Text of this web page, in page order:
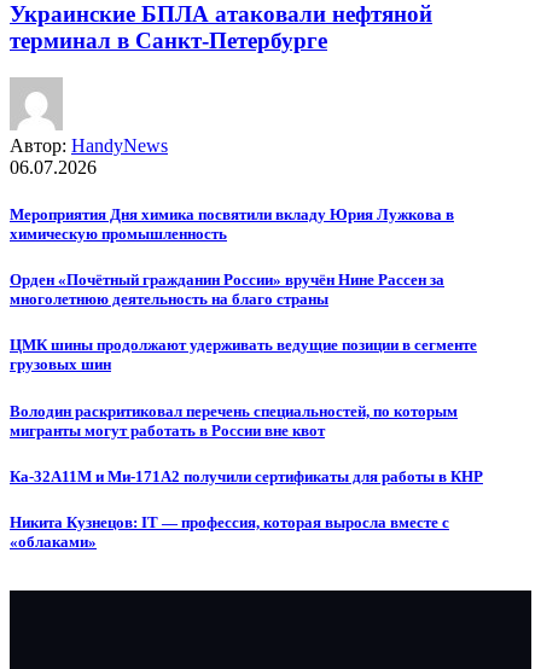
Украинские БПЛА атаковали нефтяной
терминал в Санкт-Петербурге
Автор: HandyNews
06.07.2026
Мероприятия Дня химика посвятили вкладу Юрия Лужкова в
химическую промышленность
Орден «Почётный гражданин России» вручён Нине Рассен за
многолетнюю деятельность на благо страны
ЦМК шины продолжают удерживать ведущие позиции в сегменте
грузовых шин
Володин раскритиковал перечень специальностей, по которым
мигранты могут работать в России вне квот
Ка-32А11М и Ми-171А2 получили сертификаты для работы в КНР
Никита Кузнецов: IT — профессия, которая выросла вместе с
«облаками»